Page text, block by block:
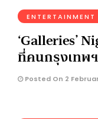
ENTERTAINMENT
‘Galleries’
ที่คนกรุงเทพ
Posted On 2